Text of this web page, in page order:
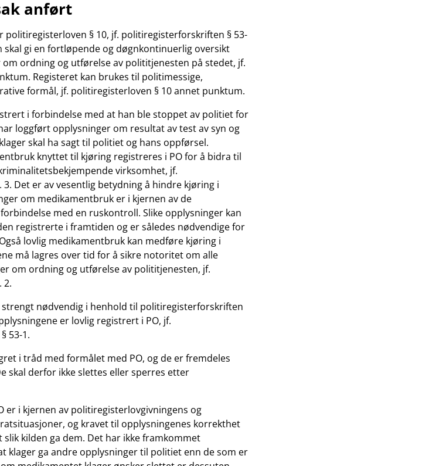
anført
politiregisterloven § 10, jf. politiregisterforskriften § 53-
skal gi en fortløpende og døgnkontinuerlig oversikt
ordning og utførelse av polititjenesten på stedet, jf.
Registeret kan brukes til politimessige,
formål, jf. politiregisterloven § 10 annet punktum.
i forbindelse med at han ble stoppet av politiet for
loggført opplysninger om resultat av test av syn og
skal ha sagt til politiet og hans oppførsel.
knyttet til kjøring registreres i PO for å bidra til
virksomhet, jf.
Det er av vesentlig betydning å hindre kjøring i
om medikamentbruk er i kjernen av de
med en ruskontroll. Slike opplysninger kan
registrerte i framtiden og er således nødvendige for
lovlig medikamentbruk kan medføre kjøring i
må lagres over tid for å sikre notoritet om alle
om ordning og utførelse av polititjenesten, jf.
2.
nødvendig i henhold til politiregisterforskriften
er lovlig registrert i PO, jf.
53-1.
i tråd med formålet med PO, og de er fremdeles
skal derfor ikke slettes eller sperres etter
er i kjernen av politiregisterlovgivningens og
og kravet til opplysningenes korrekthet
kilden ga dem. Det har ikke framkommet
klager ga andre opplysninger til politiet enn de som er